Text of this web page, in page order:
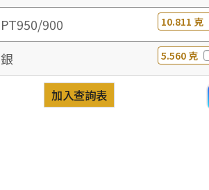
PT950/900 10.811 克
銀 5.560 克
加入查詢表